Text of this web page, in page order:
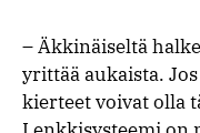
– Äkkinäiseltä
yrittää aukaista.
kierteet voivat olla